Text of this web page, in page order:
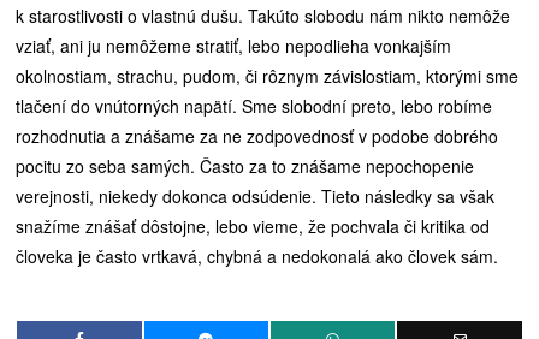
k starostlivosti o vlastnú dušu. Takúto slobodu nám nikto nemôže
vziať, ani ju nemôžeme stratiť, lebo nepodlieha vonkajším
okolnostiam, strachu, pudom, či rôznym závislostiam, ktorými sme
tlačení do vnútorných napätí. Sme slobodní preto, lebo robíme
rozhodnutia a znášame za ne zodpovednosť v podobe dobrého
pocitu zo seba samých. Často za to znášame nepochopenie
verejnosti, niekedy dokonca odsúdenie. Tieto následky sa však
snažíme znášať dôstojne, lebo vieme, že pochvala či kritika od
človeka je často vrtkavá, chybná a nedokonalá ako človek sám.